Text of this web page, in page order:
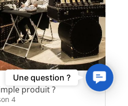
produit ?
4
Contact
Us
Une question ?